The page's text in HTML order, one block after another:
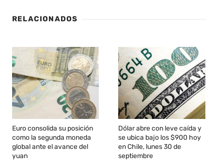
RELACIONADOS
Euro consolida su posición
como la segunda moneda
global ante el avance del
yuan
Dólar abre con leve caída y
se ubica bajo los $900 hoy
en Chile, lunes 30 de
septiembre